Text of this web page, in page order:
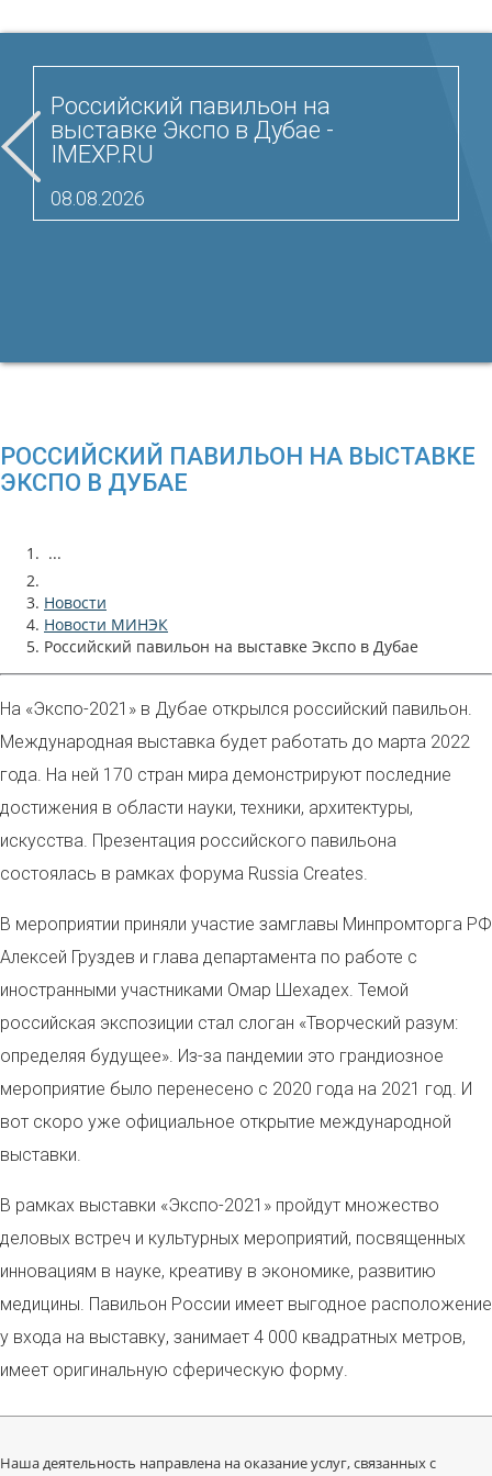
Российский павильон на
выставке Экспо в Дубае -
IMEXP.RU
08.08.2026
РОССИЙСКИЙ ПАВИЛЬОН НА ВЫСТАВКЕ
ЭКСПО В ДУБАЕ
...
Новости
Новости МИНЭК
Российский павильон на выставке Экспо в Дубае
На «Экспо-2021» в Дубае открылся российский павильон.
Международная выставка будет работать до марта 2022
года. На ней 170 стран мира демонстрируют последние
достижения в области науки, техники, архитектуры,
искусства. Презентация российского павильона
состоялась в рамках форума Russia Creates.
В мероприятии приняли участие замглавы Минпромторга РФ
Алексей Груздев и глава департамента по работе с
иностранными участниками Омар Шехадех. Темой
российская экспозиции стал слоган «Творческий разум:
определяя будущее». Из-за пандемии это грандиозное
мероприятие было перенесено с 2020 года на 2021 год. И
вот скоро уже официальное открытие международной
выставки.
В рамках выставки «Экспо-2021» пройдут множество
деловых встреч и культурных мероприятий, посвященных
инновациям в науке, креативу в экономике, развитию
медицины. Павильон России имеет выгодное расположение
у входа на выставку, занимает 4 000 квадратных метров,
имеет оригинальную сферическую форму.
Наша деятельность направлена на оказание услуг, связанных с